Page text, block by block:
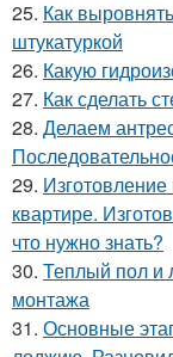
25. Как
штукатуркой
26. Какую
27. Как сделать
28. Делаем
29.
квартире.
что нужно знать?
30. Теплый пол и
монтажа
31. Основные